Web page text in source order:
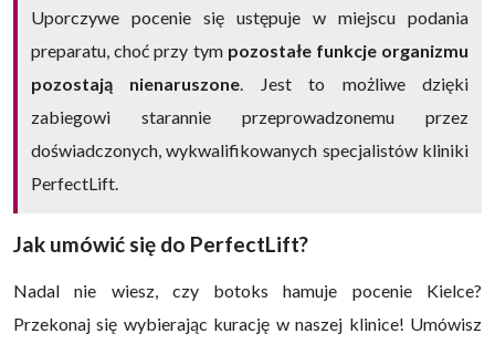
Uporczywe pocenie się ustępuje w miejscu podania
preparatu, choć przy tym pozostałe funkcje organizmu
pozostają nienaruszone . Jest to możliwe dzięki
zabiegowi starannie przeprowadzonemu przez
doświadczonych, wykwalifikowanych specjalistów kliniki
PerfectLift.
Jak umówić się do PerfectLift?
Nadal nie wiesz, czy botoks hamuje pocenie Kielce?
Przekonaj się wybierając kurację w naszej klinice! Umówisz